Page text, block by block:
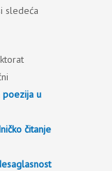
sledeća
poezija u
čitanje